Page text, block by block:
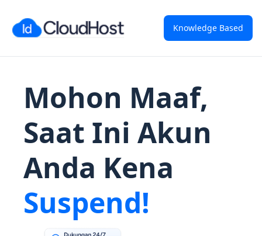
Knowledge Based
Mohon Maaf,
Saat Ini Akun
Anda Kena
Suspend!